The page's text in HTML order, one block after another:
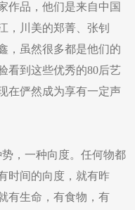
作品，他们是来自中国
，川美的郑菁、张钊
，虽然很多都是他们的
看到这些优秀的80后艺
在俨然成为享有一定声
，一种向度。任何物都
时间的向度，就有昨
有生命，有食物，有